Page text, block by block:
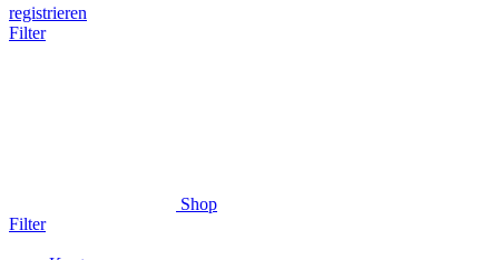
registrieren
Filter
Shop
Filter